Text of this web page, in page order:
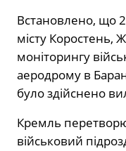
Встановлено, що
місту Коростень,
моніторингу
аеродрому в
було здійснено
Кремль
військовий